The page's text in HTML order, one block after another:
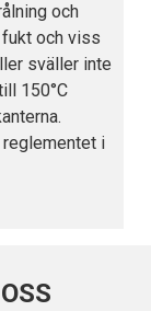
och
fukt och viss
sväller inte
150°C
reglementet i